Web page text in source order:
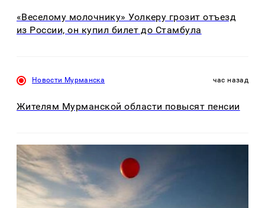
«Веселому молочнику» Уолкеру грозит отъезд
из России, он купил билет до Стамбула
Новости Мурманска час назад
Жителям Мурманской области повысят пенсии